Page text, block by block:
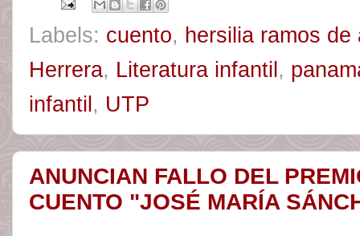
Labels: cuento, hersilia ramos de
Herrera, Literatura infantil ,
infantil , UTP
ANUNCIAN FALLO DEL
CUENTO "JOSÉ MARÍA